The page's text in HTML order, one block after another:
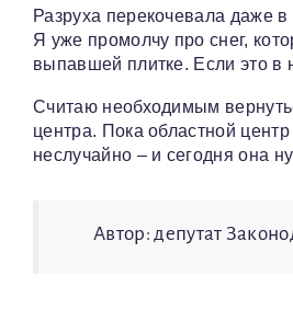
Разруха перекочевала даже
Я уже промолчу про снег,
выпавшей плитке. Если это в
Считаю необходимым
центра. Пока областной
неслучайно – и сегодня она
Автор: депутат